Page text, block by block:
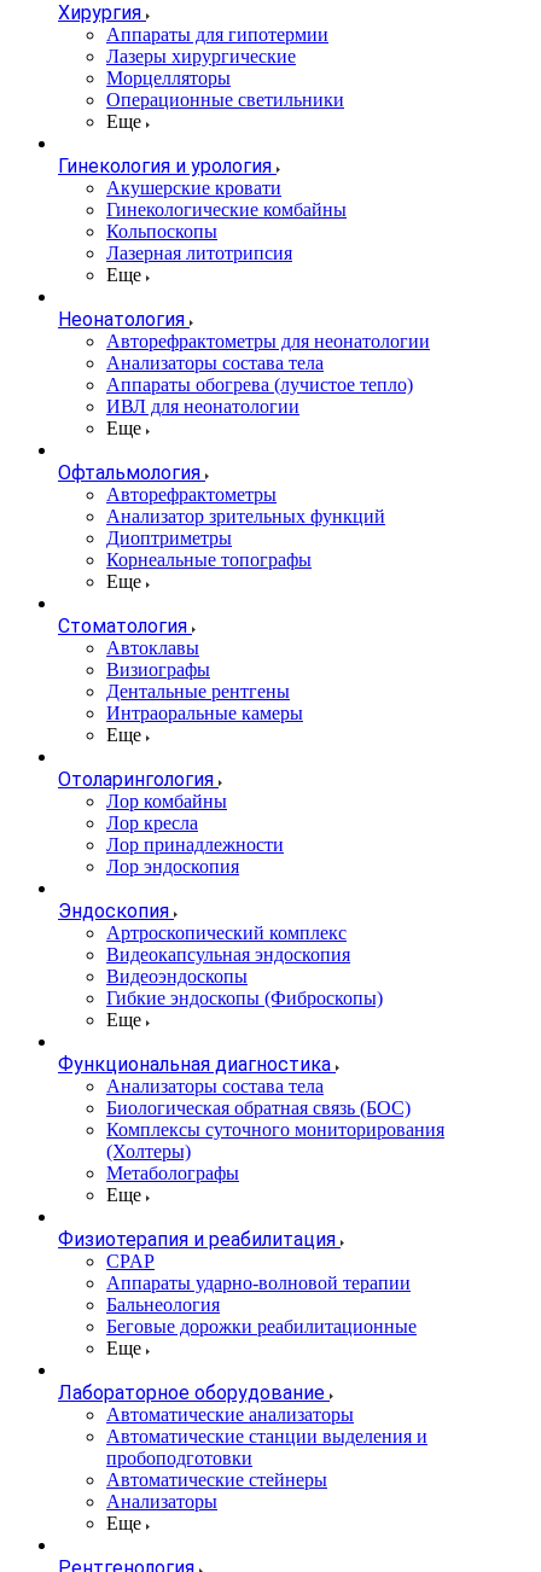
Хирургия
Аппараты для гипотермии
Лазеры хирургические
Морцелляторы
Операционные светильники
Еще
Гинекология и урология
Акушерские кровати
Гинекологические комбайны
Кольпоскопы
Лазерная литотрипсия
Еще
Неонатология
Авторефрактометры для неонатологии
Анализаторы состава тела
Аппараты обогрева (лучистое тепло)
ИВЛ для неонатологии
Еще
Офтальмология
Авторефрактометры
Анализатор зрительных функций
Диоптриметры
Корнеальные топографы
Еще
Стоматология
Автоклавы
Визиографы
Дентальные рентгены
Интраоральные камеры
Еще
Отоларингология
Лор комбайны
Лор кресла
Лор принадлежности
Лор эндоскопия
Эндоскопия
Артроскопический комплекс
Видеокапсульная эндоскопия
Видеоэндоскопы
Гибкие эндоскопы (Фиброcкопы)
Еще
Функциональная диагностика
Анализаторы состава тела
Биологическая обратная связь (БОС)
Комплексы суточного мониторирования
(Холтеры)
Метаболографы
Еще
Физиотерапия и реабилитация
CPAP
Аппараты ударно-волновой терапии
Бальнеология
Беговые дорожки реабилитационные
Еще
Лабораторное оборудование
Автоматические анализаторы
Автоматические станции выделения и
пробоподготовки
Автоматические стейнеры
Анализаторы
Еще